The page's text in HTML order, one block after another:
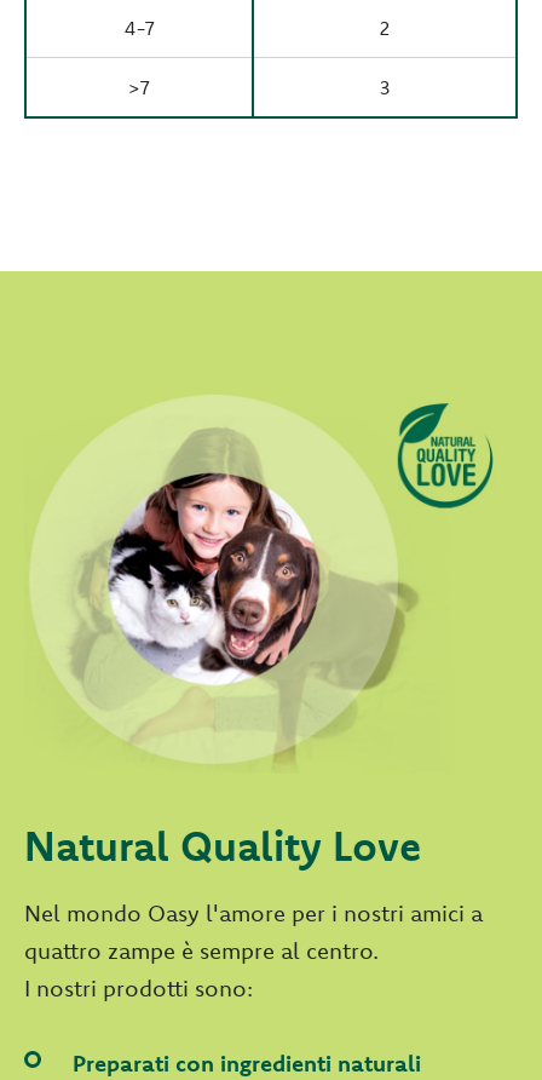
4-7 2
>7 3
Natural Quality Love
Nel mondo Oasy l'amore per i nostri amici a
quattro zampe è sempre al centro.
I nostri prodotti sono:
Preparati con ingredienti naturali